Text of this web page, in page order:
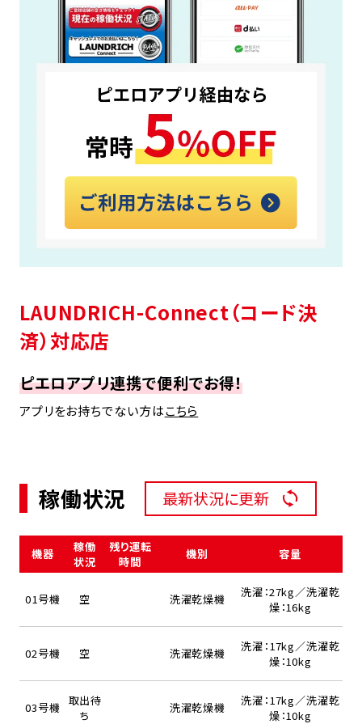
LAUNDRICH-Connect（コード決
済）対応店
ピエロアプリ連携で便利でお得！
アプリをお持ちでない方はこちら
稼働状況 最新状況に更新
機器
稼働
状況
残り運転
時間
機別 容量
01号機 空 洗濯乾燥機
洗濯：27kg／洗濯乾
燥：16kg
02号機 空 洗濯乾燥機
洗濯：17kg／洗濯乾
燥：10kg
03号機 取出待
ち
洗濯乾燥機
洗濯：17kg／洗濯乾
燥：10kg